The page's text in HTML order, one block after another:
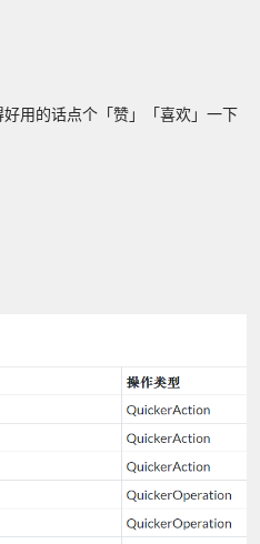
用的话点个「赞」「喜欢」一下